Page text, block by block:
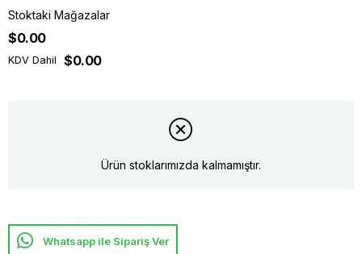
Stoktaki Mağazalar
$0.00
KDV Dahil $0.00
Ürün stoklarımızda kalmamıştır.
Whatsapp ile Sipariş Ver